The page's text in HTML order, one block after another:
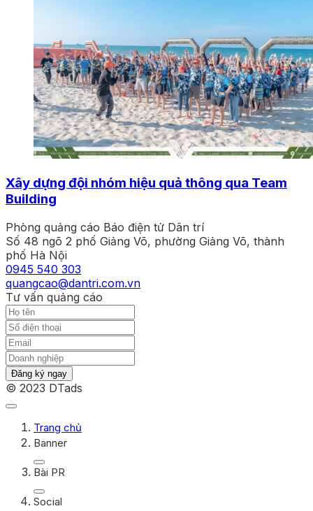
Xây dựng đội nhóm hiệu quả thông qua Team
Building
Phòng quảng cáo Báo điện tử Dân trí
Số 48 ngõ 2 phố Giảng Võ, phường Giảng Võ, thành
phố Hà Nội
0945 540 303
quangcao@dantri.com.vn
Tư vấn quảng cáo
Đăng ký ngay
© 2023 DTads
Trang chủ
Banner
Bài PR
Social